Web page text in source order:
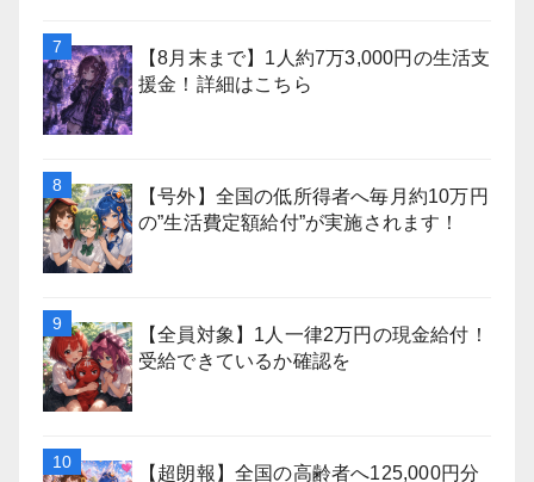
【8月末まで】1人約7万3,000円の生活支
援金！詳細はこちら
【号外】全国の低所得者へ毎月約10万円
の”生活費定額給付”が実施されます！
【全員対象】1人一律2万円の現金給付！
受給できているか確認を
【超朗報】全国の高齢者へ125,000円分